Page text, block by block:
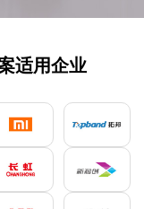
适用企业